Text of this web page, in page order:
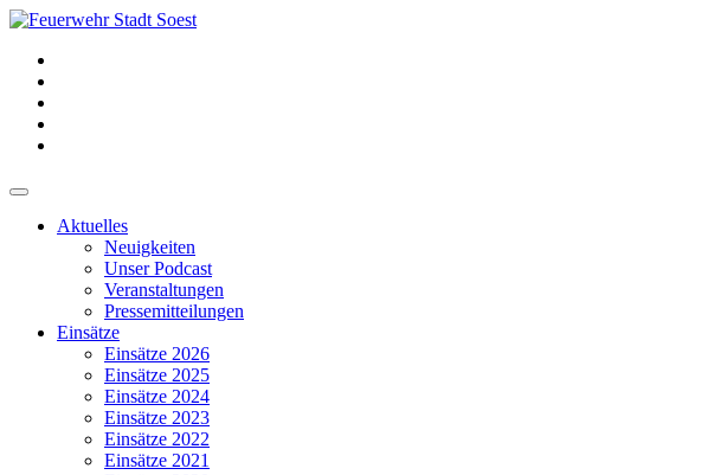
Aktuelles
Neuigkeiten
Unser Podcast
Veranstaltungen
Pressemitteilungen
Einsätze
Einsätze 2026
Einsätze 2025
Einsätze 2024
Einsätze 2023
Einsätze 2022
Einsätze 2021